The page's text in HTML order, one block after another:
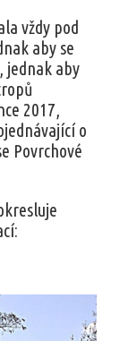
vždy pod
aby se
jednak aby
2017,
o
Povrchové